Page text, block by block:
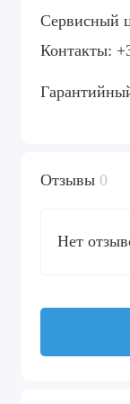
Сервисный
Контакты:
Отзывы 0
Нет